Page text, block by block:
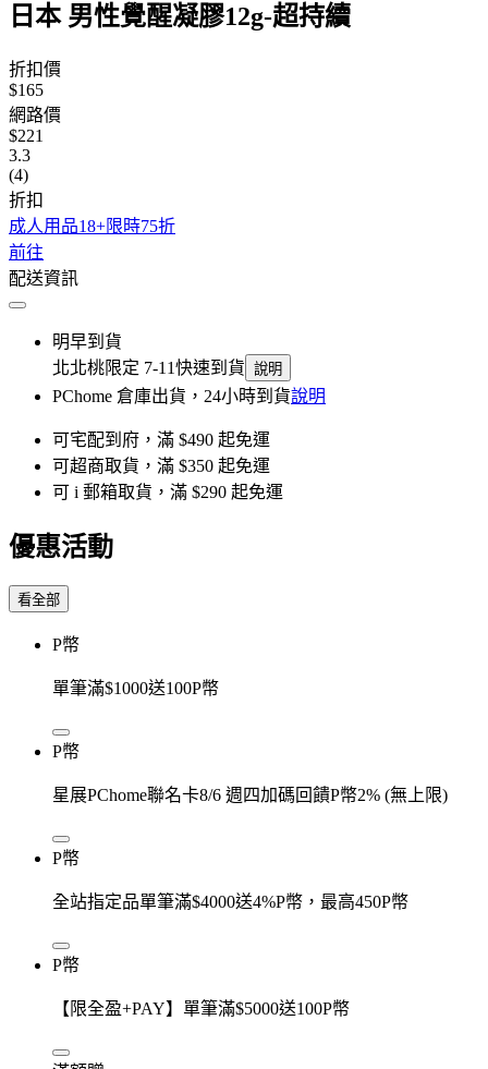
日本 男性覺醒凝膠12g-超持續
折扣價
$165
網路價
$221
3.3
(4)
折扣
成人用品18+限時75折
前往
配送資訊
明早到貨
北北桃限定 7-11快速到貨 說明
PChome 倉庫出貨，24小時到貨說明
可宅配到府，滿 $490 起免運
可超商取貨，滿 $350 起免運
可 i 郵箱取貨，滿 $290 起免運
優惠活動
看全部
P幣
單筆滿$1000送100P幣
P幣
星展PChome聯名卡8/6 週四加碼回饋P幣2% (無上限)
P幣
全站指定品單筆滿$4000送4%P幣，最高450P幣
P幣
【限全盈+PAY】單筆滿$5000送100P幣